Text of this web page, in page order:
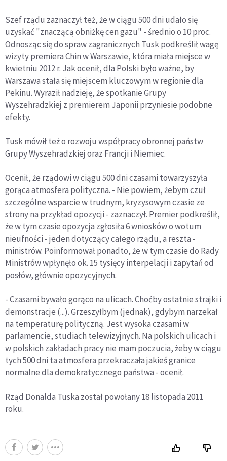
Szef rządu zaznaczył też, że w ciągu 500 dni udało się
uzyskać "znaczącą obniżkę cen gazu" - średnio o 10 proc.
Odnosząc się do spraw zagranicznych Tusk podkreślił wagę
wizyty premiera Chin w Warszawie, która miała miejsce w
kwietniu 2012 r. Jak ocenił, dla Polski było ważne, by
Warszawa stała się miejscem kluczowym w regionie dla
Pekinu. Wyraził nadzieję, że spotkanie Grupy
Wyszehradzkiej z premierem Japonii przyniesie podobne
efekty.
Tusk mówił też o rozwoju współpracy obronnej państw
Grupy Wyszehradzkiej oraz Francji i Niemiec.
Ocenił, że rządowi w ciągu 500 dni czasami towarzyszyła
gorąca atmosfera polityczna. - Nie powiem, żebym czuł
szczególne wsparcie w trudnym, kryzysowym czasie ze
strony na przykład opozycji - zaznaczył. Premier podkreślił,
że w tym czasie opozycja zgłosiła 6 wniosków o wotum
nieufności - jeden dotyczący całego rządu, a reszta -
ministrów. Poinformował ponadto, że w tym czasie do Rady
Ministrów wpłynęło ok. 15 tysięcy interpelacji i zapytań od
posłów, głównie opozycyjnych.
- Czasami bywało gorąco na ulicach. Choćby ostatnie strajki i
demonstracje (...). Grzeszyłbym (jednak), gdybym narzekał
na temperaturę polityczną. Jest wysoka czasami w
parlamencie, studiach telewizyjnych. Na polskich ulicach i
w polskich zakładach pracy nie mam poczucia, żeby w ciągu
tych 500 dni ta atmosfera przekraczała jakieś granice
normalne dla demokratycznego państwa - ocenił.
Rząd Donalda Tuska został powołany 18 listopada 2011
roku.